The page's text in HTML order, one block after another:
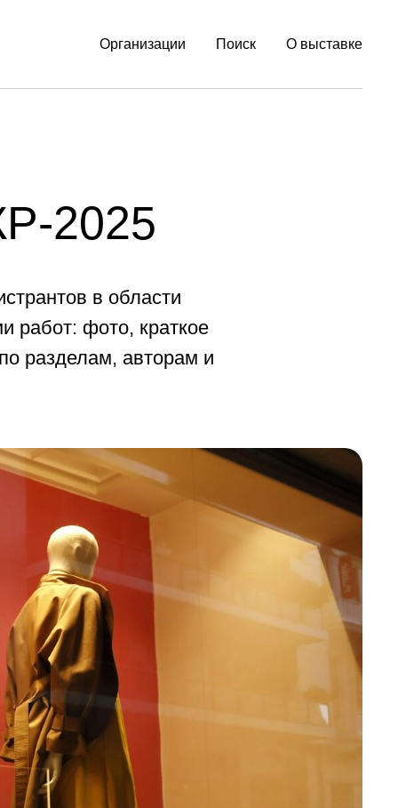
Организации Поиск О выставке
2025
в области
работ: фото, краткое
разделам, авторам и